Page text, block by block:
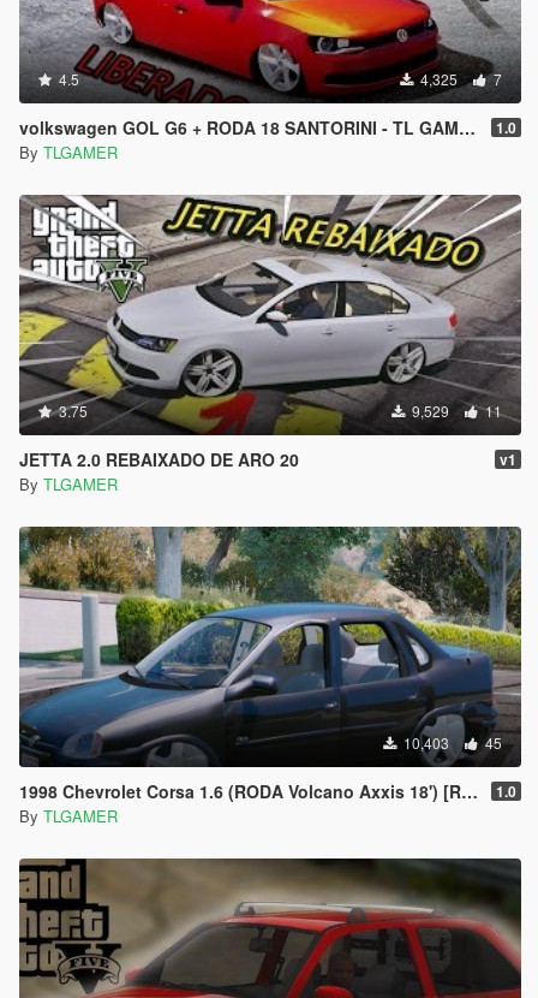
4.5 4,325 7
volkswagen GOL G6 + RODA 18 SANTORINI - TL GAMER - 1.0
By TLGAMER
3.75 9,529 11
JETTA 2.0 REBAIXADO DE ARO 20 v1
By TLGAMER
10,403 45
1998 Chevrolet Corsa 1.6 (RODA Volcano Axxis 18') [Replace] 1.0
By TLGAMER